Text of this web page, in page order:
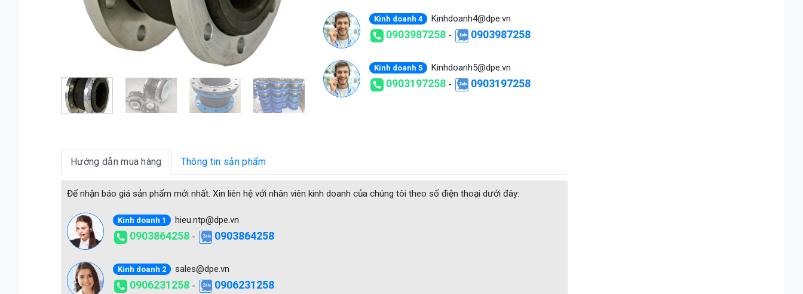
Kinh doanh 4 Kinhdoanh4@dpe.vn
0903987258 - 0903987258
Kinh doanh 5 Kinhdoanh5@dpe.vn
0903197258 - 0903197258
Hướng dẫn mua hàng Thông tin sản phẩm
Để nhận báo giá sản phẩm mới nhất. Xin liên hệ với nhân viên kinh doanh của chúng tôi theo số điện thoại dưới đây:
Kinh doanh 1 hieu.ntp@dpe.vn
0903864258 - 0903864258
Kinh doanh 2 sales@dpe.vn
0906231258 - 0906231258